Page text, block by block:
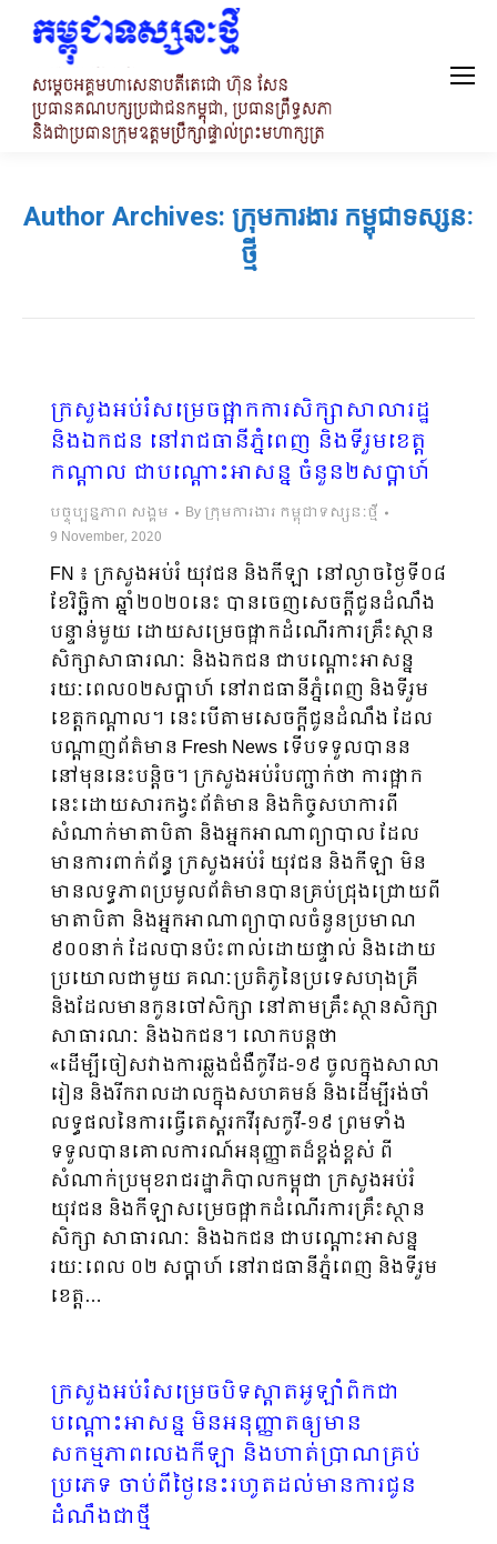
Author Archives: ក្រុមការងារ កម្ពុជាទស្សនៈ
ថ្មី
ក្រសួងអប់រំសម្រេចផ្អាកការសិក្សាសាលារដ្ឋ
និងឯកជន នៅរាជធានីភ្នំពេញ និងទីរួមខេត្ត
កណ្ដាល ជាបណ្ដោះអាសន្ន ចំនួន២សប្តាហ៍
បច្ចុប្បន្នភាព សង្គម By ក្រុមការងារ កម្ពុជាទស្សនៈថ្មី
9 November, 2020
FN ៖ ក្រសួងអប់រំ យុវជន និងកីឡា នៅល្ងាចថ្ងៃទី០៨
ខែវិច្ឆិកា ឆ្នាំ២០២០នេះ បានចេញសេចក្តីជូនដំណឹង
បន្ទាន់មួយ ដោយសម្រេចផ្អាកដំណើរការគ្រឹះស្ថាន
សិក្សាសាធារណៈ និងឯកជន ជាបណ្ដោះអាសន្ន
រយៈពេល០២សប្តាហ៍ នៅរាជធានីភ្នំពេញ និងទីរួម
ខេត្តកណ្ដាល។ នេះបើតាមសេចក្តីជូនដំណឹង ដែល
បណ្តាញព័ត៌មាន Fresh News ទើបទទួលបានន
នៅមុននេះបន្តិច។ ក្រសួងអប់រំបញ្ជាក់ថា ការផ្អាក
នេះដោយសារកង្វះព័ត៌មាន និងកិច្ចសហការពី
សំណាក់មាតាបិតា និងអ្នកអាណាព្យាបាល ដែល
មានការពាក់ព័ន្ធ ក្រសួងអប់រំ យុវជន និងកីឡា មិន
មានលទ្ធភាពប្រមូលព័ត៌មានបានគ្រប់ជ្រុងជ្រោយពី
មាតាបិតា និងអ្នកអាណាព្យាបាលចំនួនប្រមាណ
៩០០នាក់ ដែលបានប៉ះពាល់ដោយផ្ទាល់ និងដោយ
ប្រយោលជាមួយ គណៈប្រតិភូនៃប្រទេសហុងគ្រី
និងដែលមានកូនចៅសិក្សា នៅតាមគ្រឹះស្ថានសិក្សា
សាធារណៈ និងឯកជន។ លោកបន្តថា
«ដើម្បីចៀសវាងការឆ្លងជំងឺកូវីដ-១៩ ចូលក្នុងសាលា
រៀន និងរីករាលដាលក្នុងសហគមន៍ និងដើម្បីរង់ចាំ
លទ្ធផលនៃការធ្វើតេស្តរកវីរុសកូវី-១៩ ព្រមទាំង
ទទួលបានគោលការណ៍អនុញ្ញាតដ៏ខ្ពង់ខ្ពស់ ពី
សំណាក់ប្រមុខរាជរដ្ឋាភិបាលកម្ពុជា ក្រសួងអប់រំ
យុវជន និងកីឡាសម្រេចផ្អាកដំណើរការគ្រឹះស្ថាន
សិក្សា សាធារណៈ និងឯកជន ជាបណ្ដោះអាសន្ន
រយៈពេល ០២ សប្តាហ៍ នៅរាជធានីភ្នំពេញ និងទីរួម
ខេត្ត…
ក្រសួងអប់រំសម្រេចបិទស្តាតអូឡាំពិកជា
បណ្តោះអាសន្ន មិនអនុញ្ញាតឲ្យមាន
សកម្មភាពលេងកីឡា និងហាត់ប្រាណគ្រប់
ប្រភេទ ចាប់ពីថ្ងៃនេះរហូតដល់មានការជូន
ដំណឹងជាថ្មី